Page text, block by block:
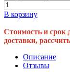
В корзину
Стоимость и срок
доставки,
Описание
Отзывы